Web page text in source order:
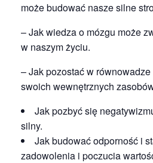
może budować nasze silne
– Jak wiedza o mózgu może
w naszym życiu.
– Jak pozostać w
swoich wewnętrznych
Jak pozbyć się
silny.
Jak budować odporność i
zadowolenia i poczucia